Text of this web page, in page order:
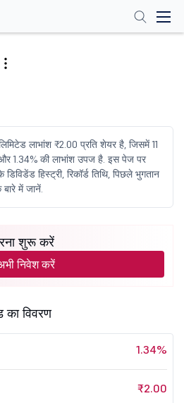
लाभांश ₹2.00 प्रति शेयर है, जिसमें 11
और 1.34% की लाभांश उपज है. इस पेज पर
हिस्ट्री, रिकॉर्ड तिथि, पिछले भुगतान
में जानें.
शुरू करें
निवेश करें
का विवरण
1.34%
₹2.00